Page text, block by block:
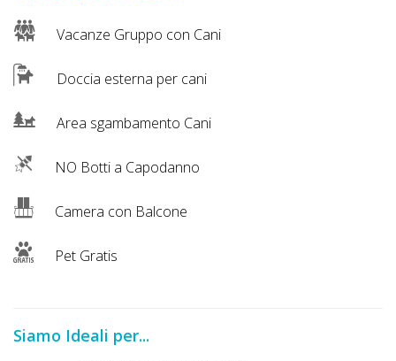
Vacanze Gruppo con Cani
Doccia esterna per cani
Area sgambamento Cani
NO Botti a Capodanno
Camera con Balcone
Pet Gratis
Siamo Ideali per...